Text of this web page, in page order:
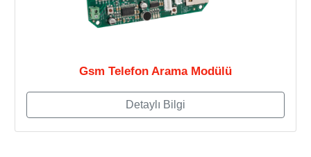
Gsm Telefon Arama Modülü
Detaylı Bilgi